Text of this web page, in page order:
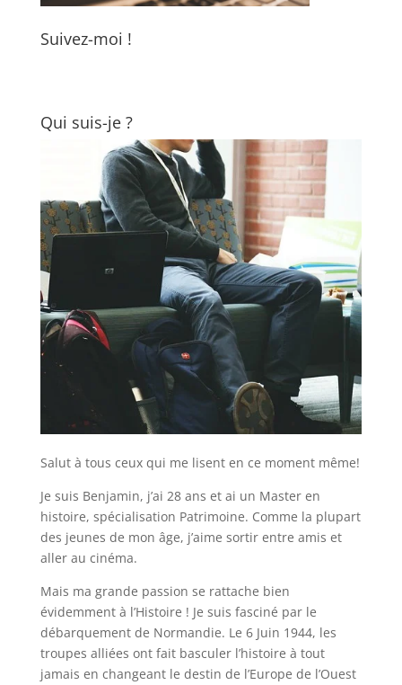
Suivez-moi !
Qui suis-je ?
Salut à tous ceux qui me lisent en ce moment même!
Je suis Benjamin, j’ai 28 ans et ai un Master en
histoire, spécialisation Patrimoine. Comme la plupart
des jeunes de mon âge, j’aime sortir entre amis et
aller au cinéma.
Mais ma grande passion se rattache bien
évidemment à l’Histoire ! Je suis fasciné par le
débarquement de Normandie. Le 6 Juin 1944, les
troupes alliées ont fait basculer l’histoire à tout
jamais en changeant le destin de l’Europe de l’Ouest